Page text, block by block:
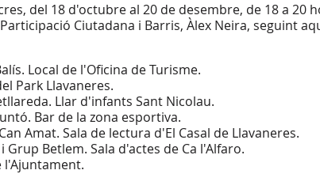
del 18 d'octubre al 20 de desembre, de 18 a 20
Ciutadana i Barris, Àlex Neira, seguint
Local de l'Oficina de Turisme.
Park Llavaneres.
Llar d'infants Sant Nicolau.
Bar de la zona esportiva.
Amat. Sala de lectura d'El Casal de Llavaneres.
Grup Betlem. Sala d'actes de Ca l'Alfaro.
l'Ajuntament.